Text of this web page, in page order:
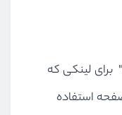
ما از data-type="page-transition" برای لینکی که
استفاده